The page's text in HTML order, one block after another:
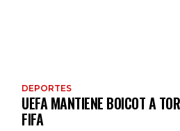
DEPORTES
UEFA MANTIENE BOICOT A
FIFA